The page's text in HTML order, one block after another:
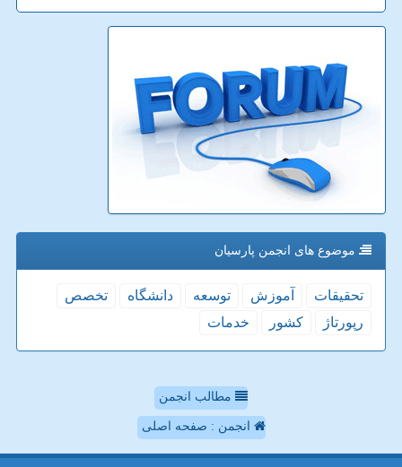
موضوع های انجمن پارسیان
تحقیقات آموزش توسعه دانشگاه
تخصص
رپورتاژ
كشور خدمات
مطالب انجمن
انجمن : صفحه اصلی